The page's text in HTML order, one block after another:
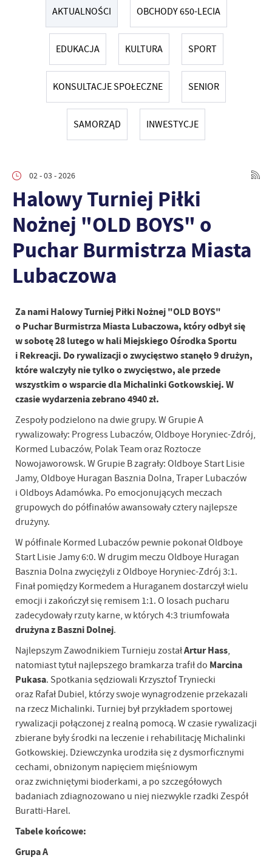
AKTUALNOŚCI OBCHODY 650-LECIA
EDUKACJA KULTURA SPORT
KONSULTACJE SPOŁECZNE SENIOR
SAMORZĄD INWESTYCJE
02 - 03 - 2026
Halowy Turniej Piłki
Nożnej "OLD BOYS" o
Puchar Burmistrza Miasta
Lubaczowa
Za nami Halowy Turniej Piłki Nożnej "OLD BOYS"
o Puchar Burmistrza Miasta Lubaczowa, który odbył się
w sobotę 28 lutego w hali Miejskiego Ośrodka Sportu
i Rekreacji. Do rywalizacji o zwycięstwo stanęło 9 drużyn,
które walczyły nie tylko o zwycięstwo, ale przede
wszystkim o wsparcie dla Michalinki Gotkowskiej. W
czasie wydarzenia zebrano 4940 zł.
Zespoły podzielono na dwie grupy. W Grupie A
rywalizowały: Progress Lubaczów, Oldboye Horyniec-Zdrój,
Kormed Lubaczów, Polak Team oraz Roztocze
Nowojaworowsk. W Grupie B zagrały: Oldboye Start Lisie
Jamy, Oldboye Huragan Basznia Dolna, Traper Lubaczów
i Oldboys Adamówka. Po emocjonujących meczach
grupowych do półfinałów awansowały cztery najlepsze
drużyny.
W półfinale Kormed Lubaczów pewnie pokonał Oldboye
Start Lisie Jamy 6:0. W drugim meczu Oldboye Huragan
Basznia Dolna zwyciężyli z Oldboye Horyniec-Zdrój 3:1.
Finał pomiędzy Kormedem a Huraganem dostarczył wielu
emocji i zakończył się remisem 1:1. O losach pucharu
zadecydowały rzuty karne, w których 4:3 triumfowała
drużyna z Baszni Dolnej.
Najlepszym Zawodnikiem Turnieju zostałArtur Hass,
natomiast tytuł najlepszego bramkarza trafił do Marcina
Pukasa. Spotkania sędziowali Krzysztof Tryniecki
oraz Rafał Dubiel, którzy swoje wynagrodzenie przekazali
na rzecz Michalinki. Turniej był przykładem sportowej
rywalizacji połączonej z realną pomocą. W czasie rywalizacji
zbierane były środki na leczenie i rehabilitację Michalinki
Gotkowskiej. Dziewczynka urodziła się z dysmorficznymi
cechami, obniżonym napięciem mięśniowym
oraz zwichniętymi bioderkami, a po szczegółowych
badaniach zdiagnozowano u niej niezwykle rzadki Zespół
Buratti-Harel.
Tabele końcowe:
Grupa A